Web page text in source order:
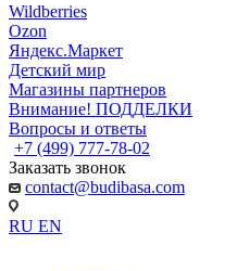
Wildberries
Ozon
Яндекс.Маркет
Детский мир
Магазины партнеров
Внимание! ПОДДЕЛКИ
Вопросы и ответы
+7 (499) 777-78-02
Заказать звонок
contact@budibasa.com
RU EN